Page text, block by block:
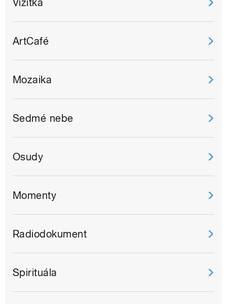
Vizitka
ArtCafé
Mozaika
Sedmé nebe
Osudy
Momenty
Radiodokument
Spirituála